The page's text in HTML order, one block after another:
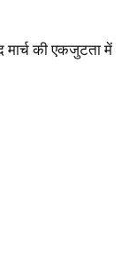
मार्च की एकजुटता में